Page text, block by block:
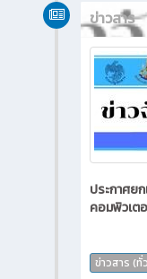
ข่าวสาร
ประกาศย
คอมพิวเต
ข่าวสาร (ทั่